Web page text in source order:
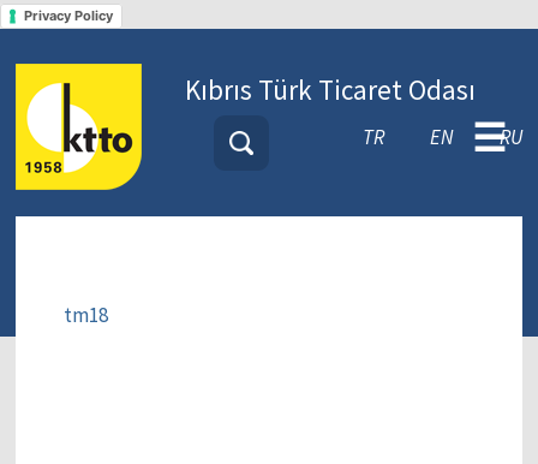
Privacy Policy
Kıbrıs Türk Ticaret Odası
TR EN RU
☰
tm18